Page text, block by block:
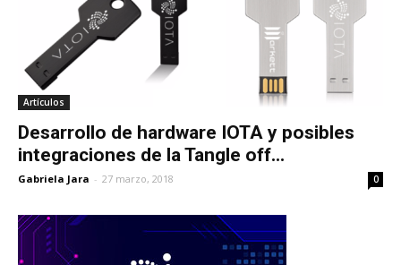
Artículos
Desarrollo de hardware IOTA y posibles
integraciones de la Tangle off...
Gabriela Jara - 27 marzo, 2018 0